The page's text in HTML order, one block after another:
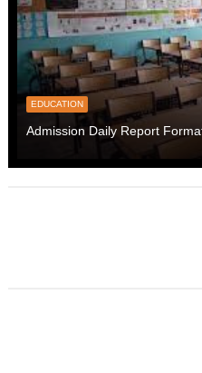
EDUCATION
Admission Daily Report